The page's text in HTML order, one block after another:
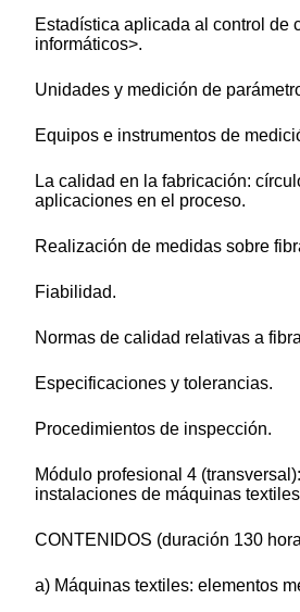
Estadística aplicada al control de
informáticos>.
Unidades y medición de
Equipos e instrumentos de
La calidad en la fabricación:
aplicaciones en el proceso.
Realización de medidas sobre
Fiabilidad.
Normas de calidad relativas a
Especificaciones y tolerancias.
Procedimientos de inspección.
Módulo profesional 4
instalaciones de máquinas textiles
CONTENIDOS (duración 130
a) Máquinas textiles: elementos